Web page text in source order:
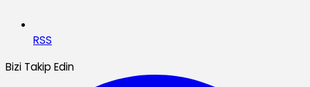
RSS
Bizi Takip Edin